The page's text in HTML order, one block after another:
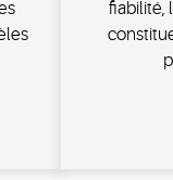
fiabilité,